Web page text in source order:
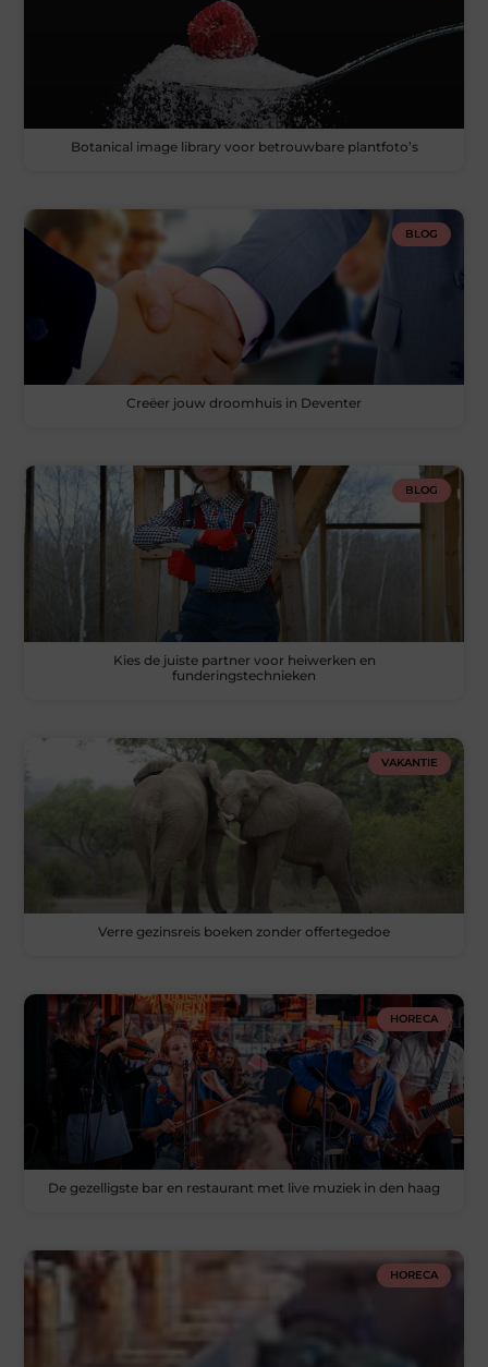
Botanical image library voor betrouwbare plantfoto’s
BLOG
Creëer jouw droomhuis in Deventer
BLOG
Kies de juiste partner voor heiwerken en
funderingstechnieken
VAKANTIE
Verre gezinsreis boeken zonder offertegedoe
HORECA
De gezelligste bar en restaurant met live muziek in den haag
HORECA